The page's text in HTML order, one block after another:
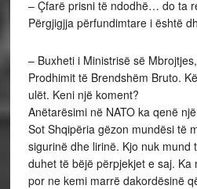
– Çfarë prisni të ndodhë… do ta
Përgjigjja përfundimtare i është
– Buxheti i Ministrisë së
Prodhimit të Brendshëm Bruto.
ulët. Keni një koment?
Anëtarësimi në NATO ka qenë
Sot Shqipëria gëzon mundësi të
sigurinë dhe lirinë. Kjo nuk mund
duhet të bëjë përpjekjet e saj. Ka
por ne kemi marrë dakordësinë